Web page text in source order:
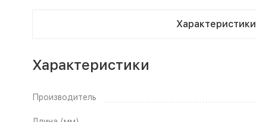
Характеристики
Характеристики
Производитель